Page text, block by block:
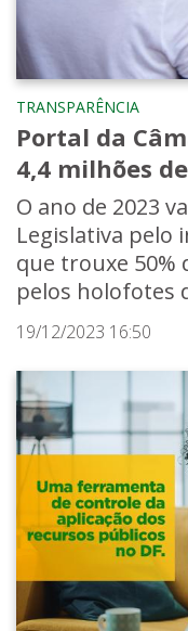
TRANSPARÊNCIA
Portal da
4,4 milhões
O ano de 2023
Legislativa pelo
que trouxe 50%
pelos holofotes
19/12/2023 16:50